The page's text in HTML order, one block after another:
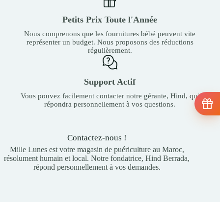
Petits Prix Toute l'Année
Nous comprenons que les fournitures bébé peuvent vite
représenter un budget. Nous proposons des réductions
régulièrement.
Support Actif
Vous pouvez facilement contacter notre gérante, Hind, qui
répondra personnellement à vos questions.
Contactez-nous !
Mille Lunes est votre magasin de puériculture au Maroc,
résolument humain et local. Notre fondatrice, Hind Berrada,
répond personnellement à vos demandes.